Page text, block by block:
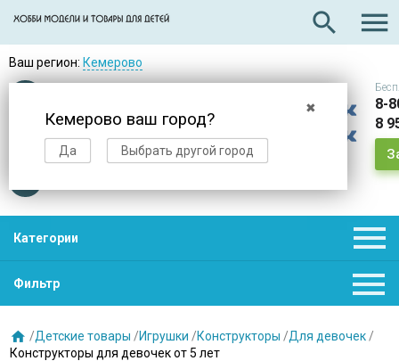
search 
Ваш регион: Кемерово
✖
Кемерово ваш город?
Да Выбрать другой город
Доставкав день заказа
8-
8
Категории 
Фильтр 
 /Детские товары /Игрушки /Конструкторы /Для девочек /
Конструкторы для девочек от 5 лет